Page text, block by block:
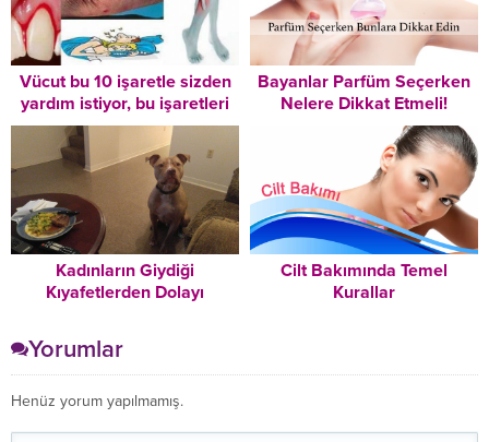
Vücut bu 10 işaretle sizden
yardım istiyor, bu işaretleri
dikkate alırsanız
hastalıkların önünü
kesersiniz
Bayanlar Parfüm Seçerken
Nelere Dikkat Etmeli!
Kadınların Giydiği
Kıyafetlerden Dolayı
Düşünüyorsanız Fotoğrafa
Dikkatlice Bakın
Cilt Bakımında Temel
Kurallar
Yorumlar
Henüz yorum yapılmamış.